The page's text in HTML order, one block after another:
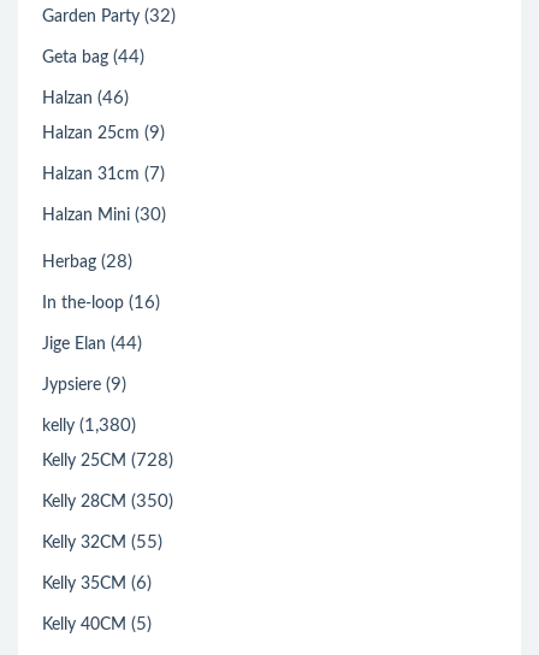
Garden Party (32)
Geta bag (44)
Halzan (46)
Halzan 25cm (9)
Halzan 31cm (7)
Halzan Mini (30)
Herbag (28)
In the-loop (16)
Jige Elan (44)
Jypsiere (9)
kelly (1,380)
Kelly 25CM (728)
Kelly 28CM (350)
Kelly 32CM (55)
Kelly 35CM (6)
Kelly 40CM (5)